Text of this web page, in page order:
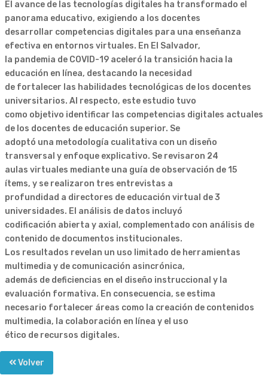
El avance de las tecnologías digitales ha transformado el
panorama educativo, exigiendo a los docentes
desarrollar competencias digitales para una enseñanza
efectiva en entornos virtuales. En El Salvador,
la pandemia de COVID-19 aceleró la transición hacia la
educación en línea, destacando la necesidad
de fortalecer las habilidades tecnológicas de los docentes
universitarios. Al respecto, este estudio tuvo
como objetivo identificar las competencias digitales actuales
de los docentes de educación superior. Se
adoptó una metodología cualitativa con un diseño
transversal y enfoque explicativo. Se revisaron 24
aulas virtuales mediante una guía de observación de 15
ítems, y se realizaron tres entrevistas a
profundidad a directores de educación virtual de 3
universidades. El análisis de datos incluyó
codificación abierta y axial, complementado con análisis de
contenido de documentos institucionales.
Los resultados revelan un uso limitado de herramientas
multimedia y de comunicación asincrónica,
además de deficiencias en el diseño instruccional y la
evaluación formativa. En consecuencia, se estima
necesario fortalecer áreas como la creación de contenidos
multimedia, la colaboración en línea y el uso
ético de recursos digitales.
Volver